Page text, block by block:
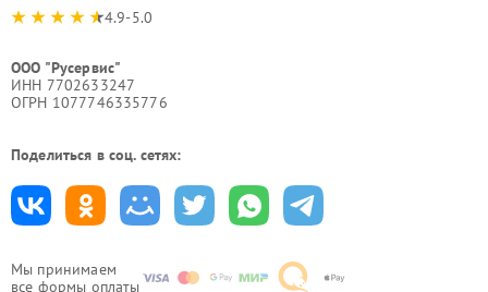
Мы принимаем
все формы оплаты
4.9-5.0
ООО "Русервис"
ИНН 7702633247
ОГРН 1077746335776
Поделиться в соц. сетях: